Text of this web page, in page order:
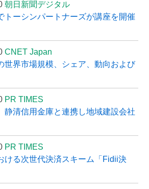
朝日新聞デジタル
トーシンパートナーズが講座を開催
CNET Japan
世界市場規模、シェア、動向および
PR TIMES
静清信用金庫と連携し地域建設会社
PR TIMES
ける次世代決済スキーム「Fidii決